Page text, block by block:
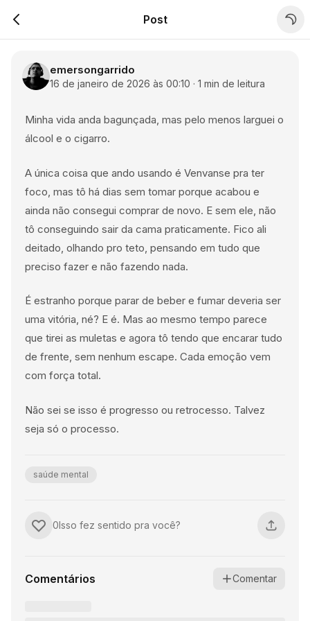
Post
emersongarrido
16 de janeiro de 2026 às 00:10 · 1 min de leitura
Minha vida anda bagunçada, mas pelo menos larguei o
álcool e o cigarro.
A única coisa que ando usando é Venvanse pra ter
foco, mas tô há dias sem tomar porque acabou e
ainda não consegui comprar de novo. E sem ele, não
tô conseguindo sair da cama praticamente. Fico ali
deitado, olhando pro teto, pensando em tudo que
preciso fazer e não fazendo nada.
É estranho porque parar de beber e fumar deveria ser
uma vitória, né? E é. Mas ao mesmo tempo parece
que tirei as muletas e agora tô tendo que encarar tudo
de frente, sem nenhum escape. Cada emoção vem
com força total.
Não sei se isso é progresso ou retrocesso. Talvez
seja só o processo.
saúde mental
1Isso fez sentido pra você?
Comentários Comentar